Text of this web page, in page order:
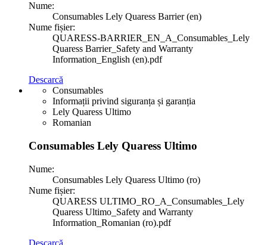
Nume:
Consumables Lely Quaress Barrier (en)
Nume fișier:
QUARESS-BARRIER_EN_A_Consumables_Lely
Quaress Barrier_Safety and Warranty
Information_English (en).pdf
Descarcă
Consumables
Informații privind siguranța și garanția
Lely Quaress Ultimo
Romanian
Consumables Lely Quaress Ultimo
Nume:
Consumables Lely Quaress Ultimo (ro)
Nume fișier:
QUARESS ULTIMO_RO_A_Consumables_Lely
Quaress Ultimo_Safety and Warranty
Information_Romanian (ro).pdf
Descarcă